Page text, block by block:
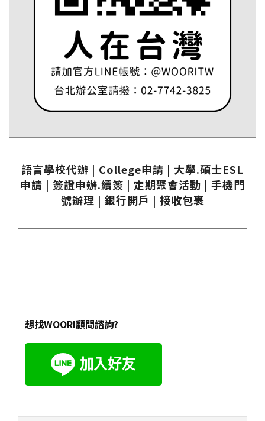
語言學校代辦 | College申請 | 大學.碩士ESL
申請 | 簽證申辦.續簽 | 定期聚會活動 | 手機門
號辦理 | 銀行開戶 | 接收包裹
想找WOORI顧問諮詢?